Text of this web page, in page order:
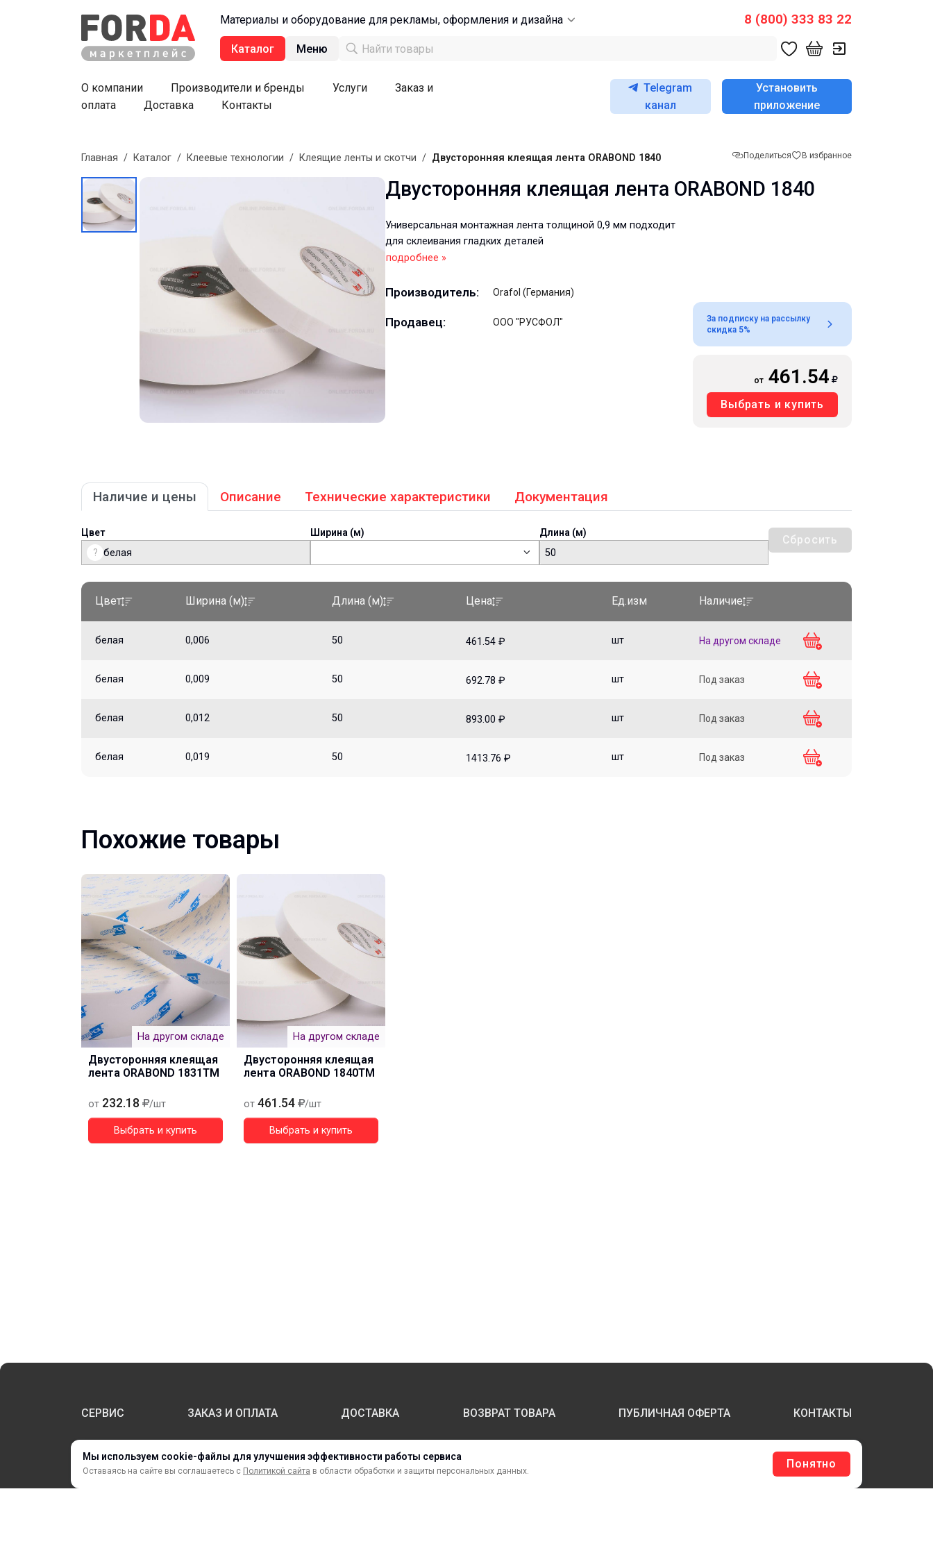
Мы используем cookie-файлы для улучшения эффективности работы сервиса
Оставаясь на сайте вы соглашаетесь с Политикой сайта в области обработки и защиты персональных данных.
Понятно
Материалы и оборудование для рекламы, оформления и дизайна 8 (800) 333 83 22
Каталог Меню
О компании Производители и бренды Услуги
Заказ и
оплата
Доставка Контакты
Telegram
канал
Установить
приложение
Поделиться В избранное
Главная / Каталог / Клеевые технологии / Клеящие ленты и скотчи / Двусторонняя клеящая лента ORABOND 1840
Двусторонняя клеящая лента ORABOND 1840
Универсальная монтажная лента толщиной 0,9 мм подходит
для склеивания гладких деталей
подробнее »
Производитель: Orafol (Германия)
Продавец: ООО "РУСФОЛ"
За подписку на рассылку
скидка 5%
от 461.54
Выбрать и купить
Наличие и цены Описание Технические характеристики Документация
Цвет
? белая
Ширина (м) Длина (м)
50
Сбросить
Цвет Ширина (м) Длина (м) Цена Ед.изм Наличие
белая 0,006 50 461.54 ₽ шт На другом складе
белая 0,009 50 692.78 ₽ шт Под заказ
белая 0,012 50 893.00 ₽ шт Под заказ
белая 0,019 50 1413.76 ₽ шт Под заказ
Похожие товары
На другом складе
Двусторонняя клеящая
лента ORABOND 1831ТМ
от 232.18 /шт
Выбрать и купить
На другом складе
Двусторонняя клеящая
лента ORABOND 1840ТМ
от 461.54 /шт
Выбрать и купить
СЕРВИС ЗАКАЗ И ОПЛАТА ДОСТАВКА ВОЗВРАТ ТОВАРА ПУБЛИЧНАЯ ОФЕРТА КОНТАКТЫ
МАТЕРИАЛЫ ДЛЯ ПЕЧАТИ